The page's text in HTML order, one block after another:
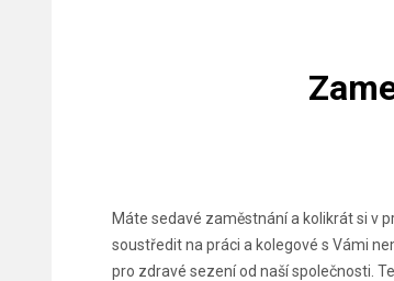
Máte sedavé zaměstnání a kolikrát si v
soustředit na práci a kolegové s Vámi
pro zdravé sezení od naší společnosti.